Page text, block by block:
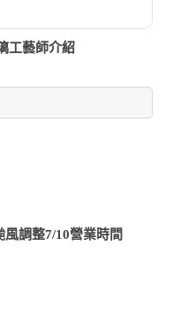
工藝師介紹
風調整7/10營業時間